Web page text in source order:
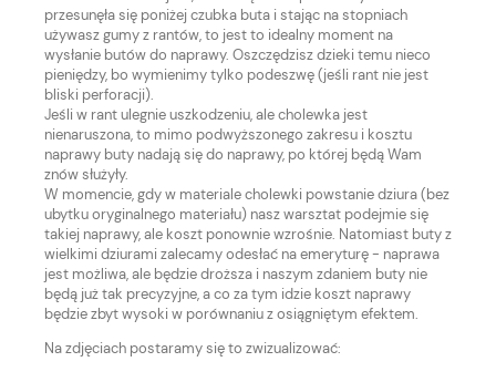
przesunęła się poniżej czubka buta i stając na stopniach
używasz gumy z rantów, to jest to idealny moment na
wysłanie butów do naprawy. Oszczędzisz dzieki temu nieco
pieniędzy, bo wymienimy tylko podeszwę (jeśli rant nie jest
bliski perforacji).
Jeśli w rant ulegnie uszkodzeniu, ale cholewka jest
nienaruszona, to mimo podwyższonego zakresu i kosztu
naprawy buty nadają się do naprawy, po której będą Wam
znów służyły.
W momencie, gdy w materiale cholewki powstanie dziura (bez
ubytku oryginalnego materiału) nasz warsztat podejmie się
takiej naprawy, ale koszt ponownie wzrośnie. Natomiast buty z
wielkimi dziurami zalecamy odesłać na emeryturę - naprawa
jest możliwa, ale będzie droższa i naszym zdaniem buty nie
będą już tak precyzyjne, a co za tym idzie koszt naprawy
będzie zbyt wysoki w porównaniu z osiągniętym efektem.
Na zdjęciach postaramy się to zwizualizować: